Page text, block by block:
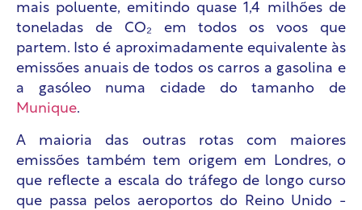
mais poluente, emitindo quase 1,4 milhões de
toneladas de CO₂ em todos os voos que
partem. Isto é aproximadamente equivalente às
emissões anuais de todos os carros a gasolina e
a gasóleo numa cidade do tamanho de
Munique.
A maioria das outras rotas com maiores
emissões também tem origem em Londres, o
que reflecte a escala do tráfego de longo curso
que passa pelos aeroportos do Reino Unido -